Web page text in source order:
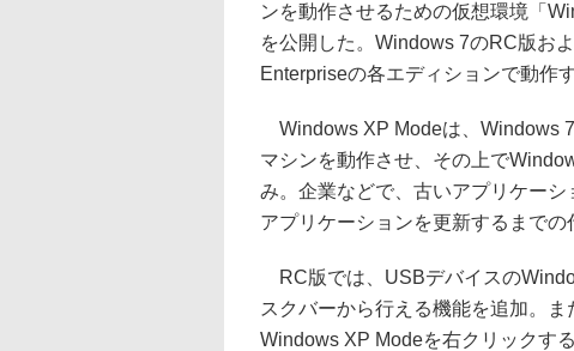
ンを動作させるための仮想環境「
を公開した。Windows 7のRC版お
Enterpriseの各エディションで動作す
Windows XP Modeは、Windows
マシンを動作させ、その上で
み。企業などで、古いアプリケーシ
アプリケーションを更新するまでの
RC版では、USBデバイスの
スクバーから行える機能を追加。
Windows XP Modeを右クリックす